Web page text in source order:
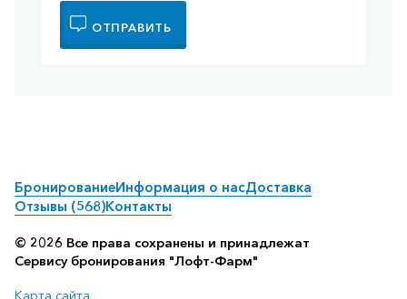
ОТПРАВИТЬ
БронированиеИнформация о насДоставка
Отзывы (568)Контакты
© 2026 Все права сохранены и принадлежат
Сервису бронирования "Лофт-Фарм"
Карта сайта